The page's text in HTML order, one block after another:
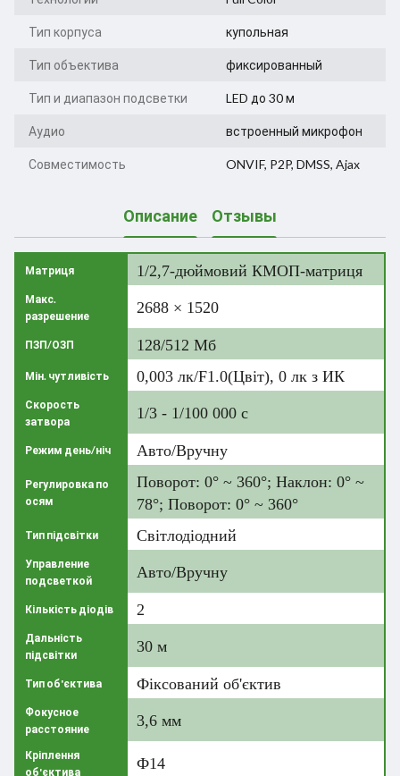
Тип корпуса купольная
Тип объектива фиксированный
Тип и диапазон подсветки LED до 30 м
Аудио встроенный микрофон
Совместимость ONVIF, P2P, DMSS, Ajax
Описание Отзывы
Матриця 1/2,7-дюймовий КМОП-матриця
Макс.
разрешение
2688 × 1520
ПЗП/ОЗП 128/512 Мб
Мін. чутливість 0,003 лк/F1.0(Цвіт), 0 лк з ИК
Скорость
затвора
1/3 - 1/100 000 с
Режим день/ніч Авто/Вручну
Регулировка по
осям
Поворот: 0° ~ 360°; Наклон: 0° ~
78°; Поворот: 0° ~ 360°
Тип підсвітки Світлодіодний
Управление
подсветкой
Авто/Вручну
Кількість діодів 2
Дальність
підсвітки
30 м
Тип об'єктива Фіксований об'єктив
Фокусное
расстояние
3,6 мм
Кріплення
об'єктива
Ф14